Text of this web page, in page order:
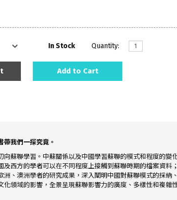
In Stock Quantity:
Add to Cart
帶我們一探究竟。
向蘇聯學習。中蘇關係以及中國學習蘇聯的模式和程度的
及西方的學者可以在不同程度上接觸到蘇聯時期的檔案資
、澳洲學者的研究成果，深入闡明中國對蘇聯模式的採納
領域的影響，全景呈現蘇聯影響力的廣度、多樣性和複雜